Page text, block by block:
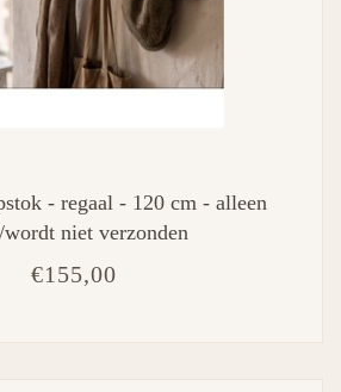
- regaal - 120 cm - alleen
wordt niet verzonden
€155,00